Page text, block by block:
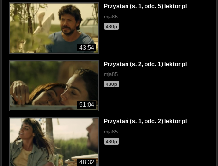
43:54
Przystań (s. 1, odc. 5) lektor pl
mja85
480p
51:04
Przystań (s. 2, odc. 1) lektor pl
mja85
480p
48:32
Przystań (s. 1, odc. 2) lektor pl
mja85
480p